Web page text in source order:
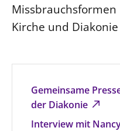
Gemeinsame
der Diakonie
Interview mit
Missbrauchsformen
Kirche und